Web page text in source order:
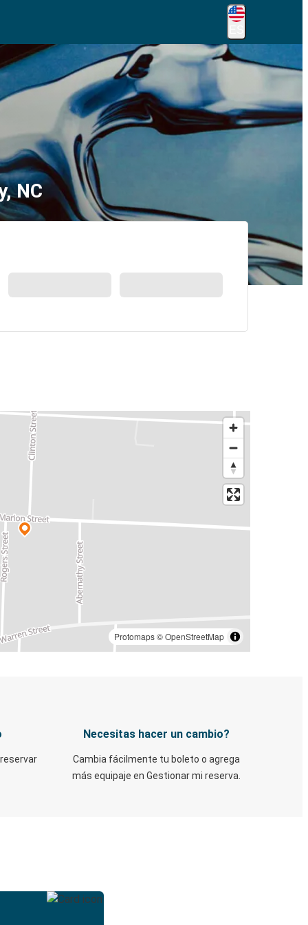
NC
Protomaps©OpenStreetMap
Necesitas hacer un cambio?
Cambia fácilmente tu boleto o agrega
más equipaje en Gestionar mi reserva.